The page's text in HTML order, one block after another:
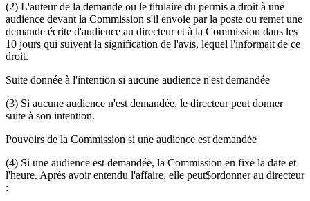
(2) L'auteur de la demande ou le titulaire du permis a droit à une
audience devant la Commission s'il envoie par la poste ou remet une
demande écrite d'audience au directeur et à la Commission dans les
10 jours qui suivent la signification de l'avis, lequel l'informait de ce
droit.
Suite donnée à l'intention si aucune audience n'est demandée
(3) Si aucune audience n'est demandée, le directeur peut donner
suite à son intention.
Pouvoirs de la Commission si une audience est demandée
(4) Si une audience est demandée, la Commission en fixe la date et
l'heure. Après avoir entendu l'affaire, elle peut$ordonner au directeur
: